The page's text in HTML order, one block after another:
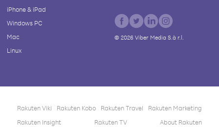
iPhone & iPad
Windows PC
Mac
Linux
© 2026Viber Media S.à r.l.
Rakuten Viki Rakuten Kobo Rakuten Travel
Rakuten Marketing
Rakuten Insight
Rakuten TV About Rakuten